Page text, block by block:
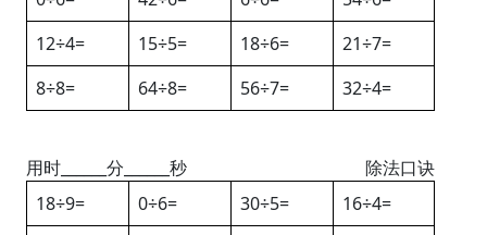
12÷4=
15÷5= 18÷6=
21÷7=
8÷8=
64÷8= 56÷7= 32÷4=
用时______分______秒
除法口诀
18÷9=
0÷6= 30÷5=
16÷4=